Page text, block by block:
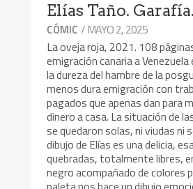
Elías Taño. Garafía.
CÓMIC / MAYO 2, 2025
La oveja roja, 2021. 108
emigración canaria a
la dureza del hambre de la
menos dura emigración con
pagados que apenas dan para
dinero a casa. La situación de
se quedaron solas, ni viudas ni
dibujo de Elías es una delicia,
quebradas, totalmente libres,
negro acompañado de colores